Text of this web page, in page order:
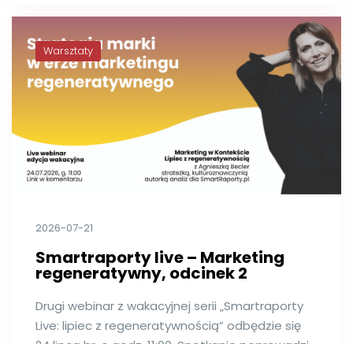
Warsztaty
2026-07-21
Smartraporty live – Marketing
regeneratywny, odcinek 2
Drugi webinar z wakacyjnej serii „Smartraporty
Live: lipiec z regeneratywnością” odbędzie się